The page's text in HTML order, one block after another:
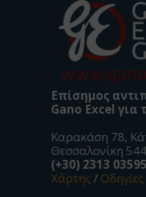
Επίσημος
Gano Excel για
Καρακάση 78,
Θεσσαλονίκη
(+30) 2313
Χάρτης / Οδηγίες